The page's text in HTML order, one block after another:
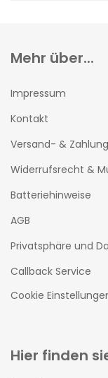
Mehr über...
Impressum
Kontakt
Versand- &
Widerrufsrecht &
Batteriehinweise
AGB
Privatsphäre und
Callback Service
Cookie
Hier finden